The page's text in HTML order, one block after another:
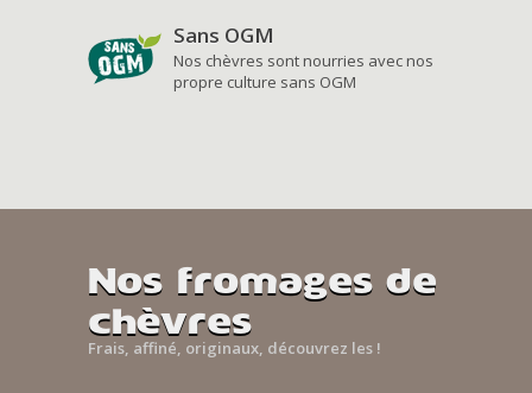
Sans OGM
Nos chèvres sont nourries avec nos
propre culture sans OGM
Nos fromages de
chèvres
Frais, affiné, originaux, découvrez les !